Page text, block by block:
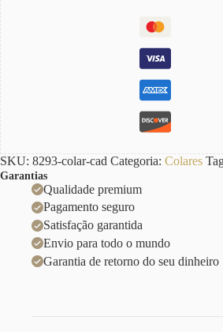
SKU: 8293-colar-cad Categoria: Colares
Garantias
Qualidade premium
Pagamento seguro
Satisfação garantida
Envio para todo o mundo
Garantia de retorno do seu dinheiro